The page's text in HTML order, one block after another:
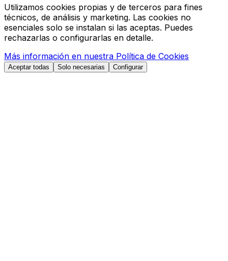
Utilizamos cookies propias y de terceros para fines
técnicos, de análisis y marketing. Las cookies no
esenciales solo se instalan si las aceptas. Puedes
rechazarlas o configurarlas en detalle.
Más información en nuestra Política de Cookies
Aceptar todas Solo necesarias Configurar